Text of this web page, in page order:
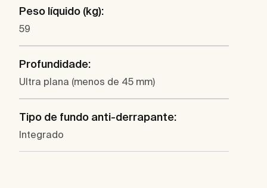
Peso líquido (kg):
59
Profundidade:
Ultra plana (menos de 45 mm)
Tipo de fundo anti-derrapante:
Integrado